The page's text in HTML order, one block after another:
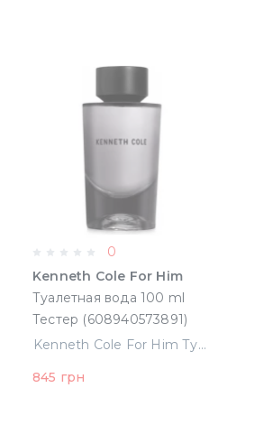
0
Kenneth Cole For Him
Туалетная вода 100 ml
Тестер (608940573891)
Kenneth Cole For Him Туалетная вода 100 ml Тестер (608940573891)
845 грн